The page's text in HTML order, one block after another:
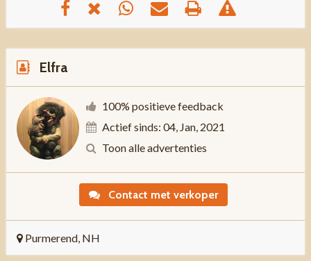
Elfra
100% positieve feedback
Actief sinds: 04, Jan, 2021
Toon alle advertenties
Contact met verkoper
Purmerend, NH